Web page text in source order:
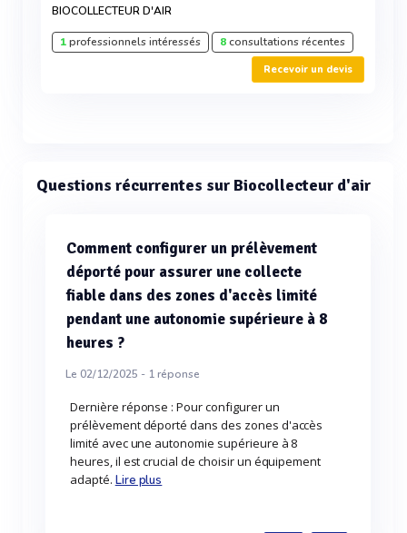
BIOCOLLECTEUR D'AIR
1professionnels intéressés 8consultations récentes
Recevoir un devis
Questions récurrentes sur Biocollecteur d'air
Comment configurer un prélèvement
déporté pour assurer une collecte
fiable dans des zones d'accès limité
pendant une autonomie supérieure à 8
heures ?
Le 02/12/2025 - 1réponse
Dernière réponse : Pour configurer un
prélèvement déporté dans des zones d'accès
limité avec une autonomie supérieure à 8
heures, il est crucial de choisir un équipement
adapté. Lire plus